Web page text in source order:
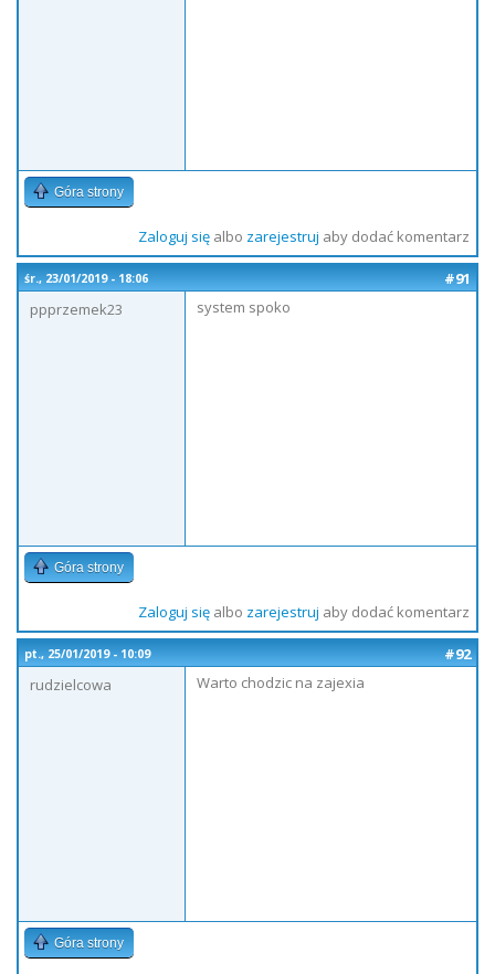
Góra strony
Zaloguj sięalbo zarejestruj aby dodać komentarz
śr., 23/01/2019 - 18:06
#91
ppprzemek23
system spoko
Góra strony
Zaloguj sięalbo zarejestruj aby dodać komentarz
pt., 25/01/2019 - 10:09
#92
rudzielcowa
Warto chodzic na zajexia
Góra strony